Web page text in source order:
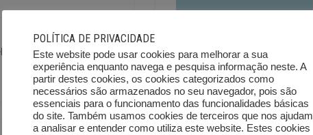
de saúde
POLÍTICA DE PRIVACIDADE
Este website pode usar cookies para melhorar a sua
experiência enquanto navega e pesquisa informação neste. A
partir destes cookies, os cookies categorizados como
necessários são armazenados no seu navegador, pois são
essenciais para o funcionamento das funcionalidades básicas
do site. Também usamos cookies de terceiros que nos ajudam
a analisar e entender como utiliza este website. Estes cookies